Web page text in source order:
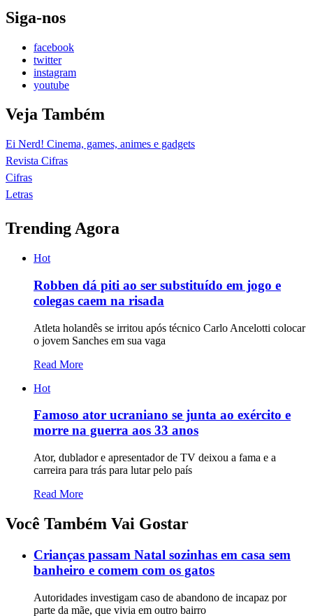
Siga-nos
facebook
twitter
instagram
youtube
Veja Também
Ei Nerd! Cinema, games, animes e gadgets
Revista Cifras
Cifras
Letras
Trending Agora
Hot
Robben dá piti ao ser substituído em jogo e
colegas caem na risada
Atleta holandês se irritou após técnico Carlo Ancelotti colocar
o jovem Sanches em sua vaga
Read More
Hot
Famoso ator ucraniano se junta ao exército e
morre na guerra aos 33 anos
Ator, dublador e apresentador de TV deixou a fama e a
carreira para trás para lutar pelo país
Read More
Você Também Vai Gostar
Crianças passam Natal sozinhas em casa sem
banheiro e comem com os gatos
Autoridades investigam caso de abandono de incapaz por
parte da mãe, que vivia em outro bairro